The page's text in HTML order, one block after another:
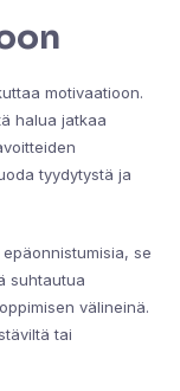
motivaatioon.
halua jatkaa
tyydytystä ja
se
suhtautua
välineinä.
tai